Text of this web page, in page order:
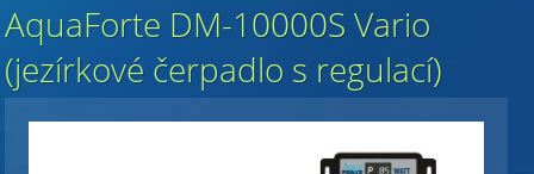
AquaForte DM-10000S Vario
(jezírkové čerpadlo s regulací)